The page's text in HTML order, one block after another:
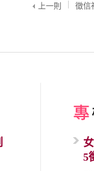
上一則 徵信
5